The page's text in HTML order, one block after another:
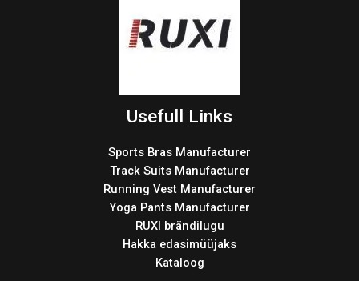
Usefull Links
Sports Bras Manufacturer
Track Suits Manufacturer
Running Vest Manufacturer
Yoga Pants Manufacturer
RUXI brändilugu
Hakka edasimüüjaks
Kataloog